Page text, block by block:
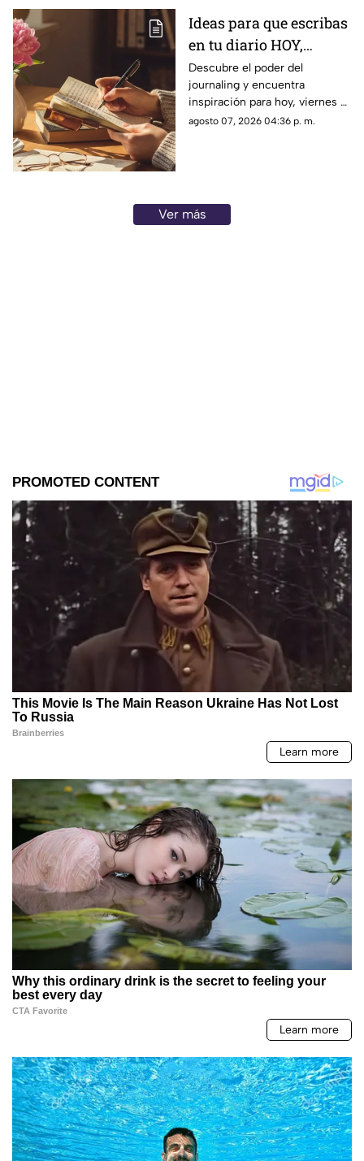
Ideas para que escribas
en tu diario HOY,
viernes 7 de junio de
2026: Usa este journal
prompt y termina tu
día lleno de gratitud
Descubre el poder del
journaling y encuentra
inspiración para hoy, viernes 7
de junio de 2026. Un prompt
agosto 07, 2026 04:36 p. m.
Ver más